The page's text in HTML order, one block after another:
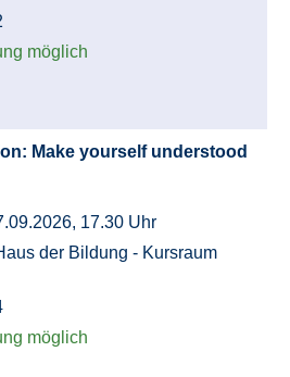
möglich
Make yourself understood
17.30 Uhr
der Bildung - Kursraum
möglich